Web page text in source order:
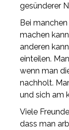
gesünderer
Bei
machen
anderen
einteilen.
wenn man
nachholt.
und sich am
Viele
dass man